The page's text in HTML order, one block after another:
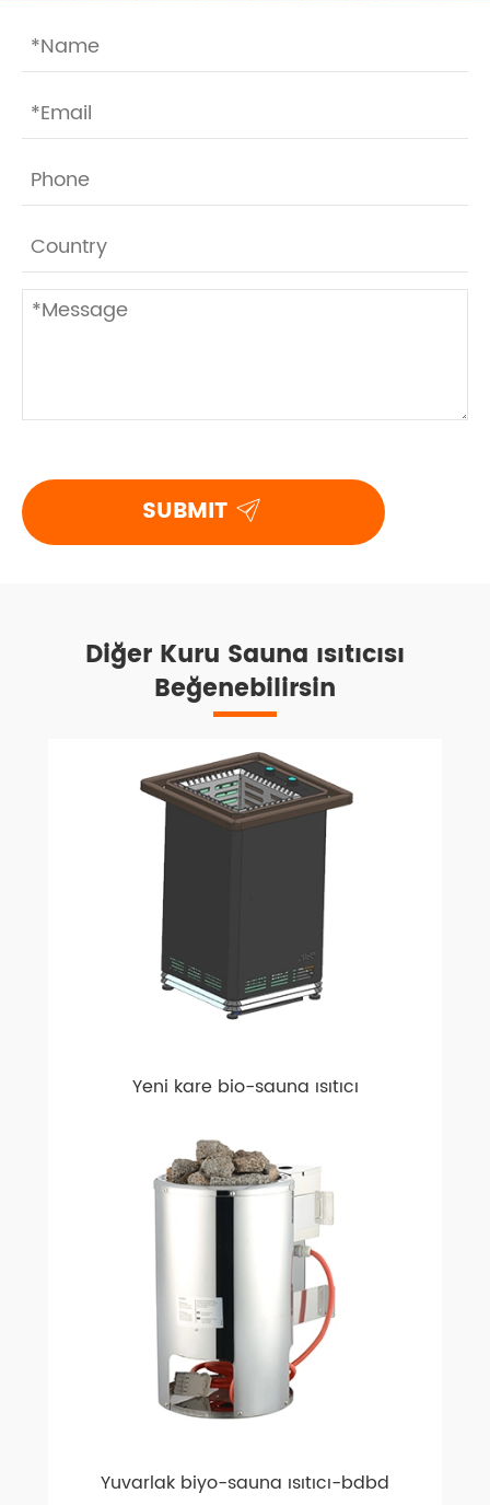
SUBMIT 
Diğer Kuru Sauna ısıtıcısı
Beğenebilirsin
Yeni kare bio-sauna ısıtıcı
Yuvarlak biyo-sauna ısıtıcı-bdbd